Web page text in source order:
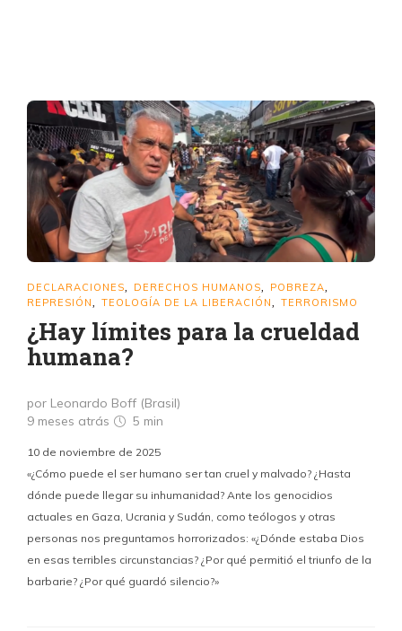
DECLARACIONES DERECHOS HUMANOS POBREZA
REPRESIÓN TEOLOGÍA DE LA LIBERACIÓN TERRORISMO
¿Hay límites para la crueldad
humana?
por Leonardo Boff (Brasil)
9 meses atrás
5 min
10 de noviembre de 2025
«¿Cómo puede el ser humano ser tan cruel y malvado? ¿Hasta
dónde puede llegar su inhumanidad? Ante los genocidios
actuales en Gaza, Ucrania y Sudán, como teólogos y otras
personas nos preguntamos horrorizados: «¿Dónde estaba Dios
en esas terribles circunstancias? ¿Por qué permitió el triunfo de la
barbarie? ¿Por qué guardó silencio?»